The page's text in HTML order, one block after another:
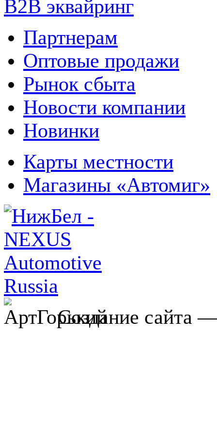
B2B эквайринг
Партнерам
Оптовые продажи
Рынок сбыта
Новости компании
Новинки
Карты местности
Магазины «Автомиг»
Создание сайта